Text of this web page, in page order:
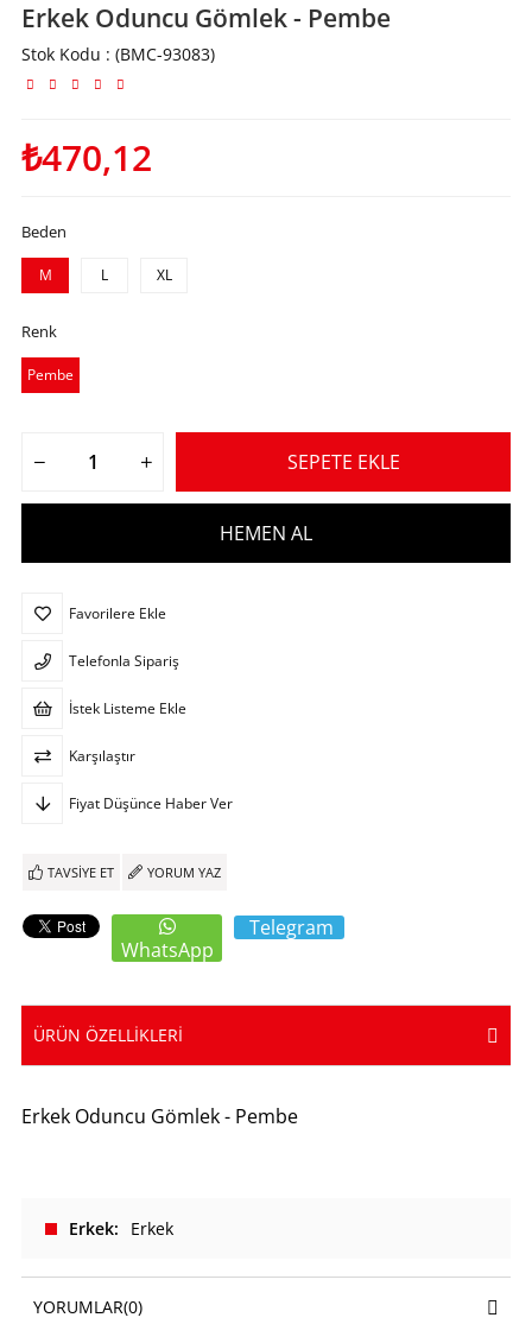
Erkek Oduncu Gömlek - Pembe
Stok Kodu (BMC-93083)
₺470,12
Beden
M L XL
Renk
Pembe
Favorilere Ekle
Telefonla Sipariş
İstek Listeme Ekle
Karşılaştır
Fiyat Düşünce Haber Ver
TAVSIYE ET YORUM YAZ
WhatsApp
Telegram
ÜRÜN ÖZELLIKLERI
Erkek Oduncu Gömlek - Pembe
Erkek Erkek
YORUMLAR(0)